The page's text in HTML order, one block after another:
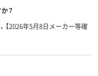
？
【2026年5月8日メーカー等確